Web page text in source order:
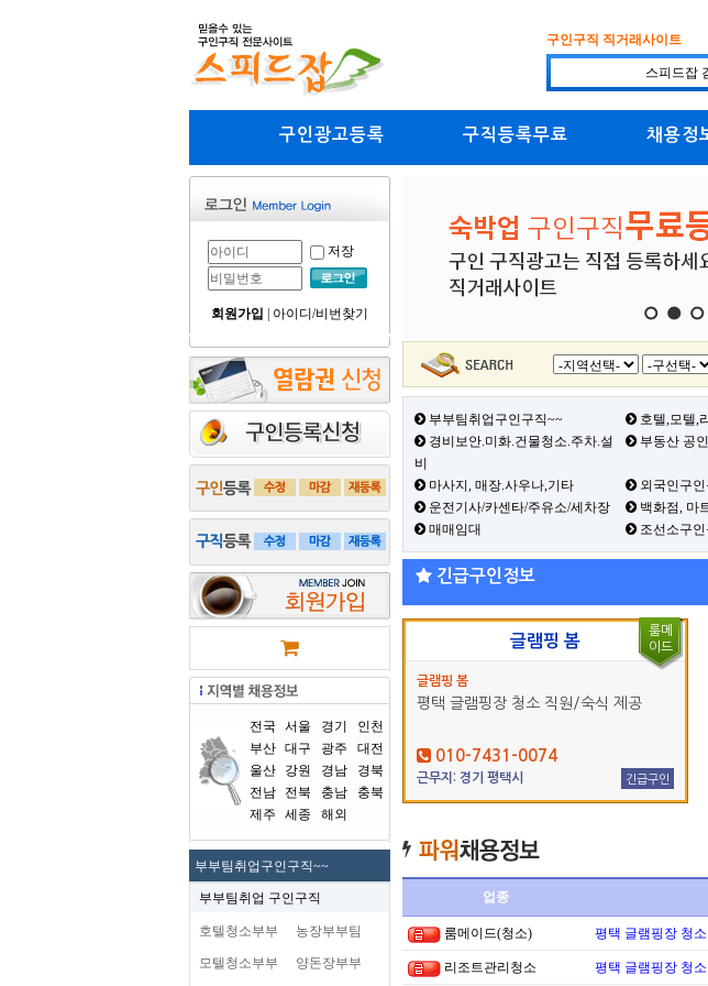
구인구직 직거래사이트
구인광고등록 구직등록무료 채용정
저장
회원가입 아이디/비번찾기
전국 서울 경기
인천
부산 대구 광주
대전
울산
강원 경남
경북
전남
전북 충남
충북
제주
세종 해외
부부팀취업구인구직~~
부부팀취업 구인구직
호텔청소부부 농장부부팀
모텔청소부부 양돈장부부
부부팀취업구인구직~~ 호텔,모텔,
경비보안.미화.건물청소.주차.설
비
부동산 공
마사지, 매장.사우나,기타
외국인구인
운전기사/카센타/주유소/세차장
백화점, 마
매매임대
조선소구인
긴급구인정보
글램핑 봄
글램핑 봄
평택 글램핑장 청소 직원/숙식 제공
010-7431-0074
근무지: 경기 평택시 긴급구인
룸메
이드
업종
룸메이드(청소) 평택 글램핑장 청
리조트관리청소 평택 글램핑장 청